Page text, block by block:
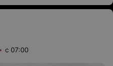
с 07:00